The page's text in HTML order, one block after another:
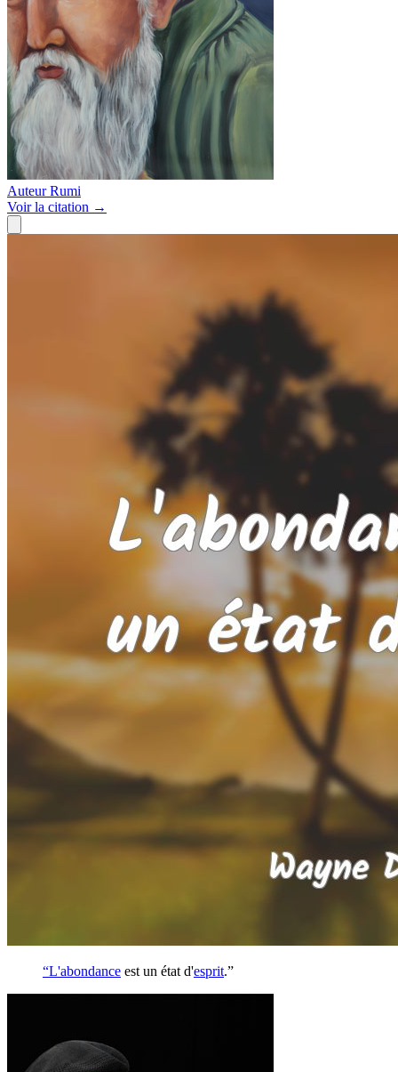
Auteur Rumi
Voirla citation →
“L'abondance est un état d'esprit.”